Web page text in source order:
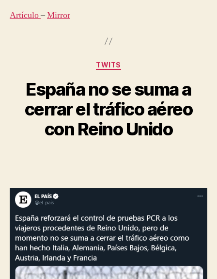
Artículo–Mirror
Categorías
TWITS
España no se suma a
cerrar el tráfico aéreo
con Reino Unido